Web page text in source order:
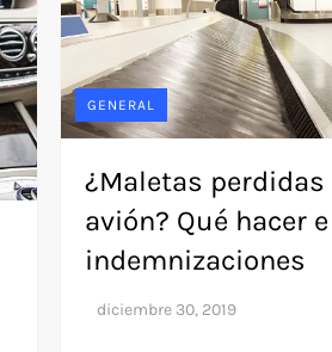
GENERAL
¿Maletas perdidas
avión? Qué hacer e
indemnizaciones